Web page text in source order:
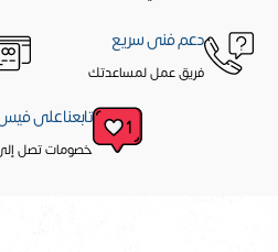
دعم فنى سريع
فريق عمل لمساعدتك
تابعنا على
خصومات تصل إلى